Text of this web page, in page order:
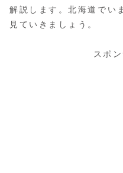
解説します。北海道でい
見ていきましょう。
スポ